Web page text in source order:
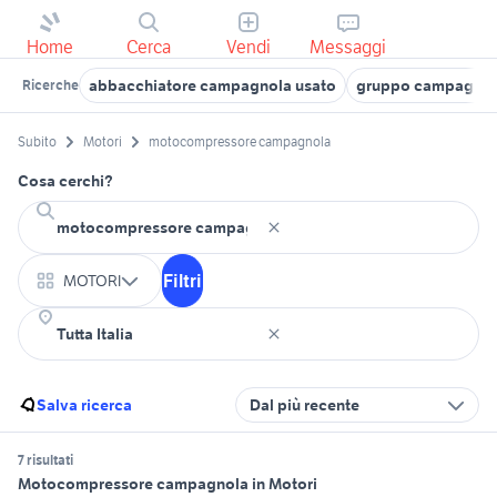
Home Cerca Vendi Messaggi
Ricerche abbacchiatore campagnola usato gruppo
Subito Motori motocompressore campagnola
Cosa cerchi?
MOTORI Filtri
Salva ricerca Dal più recente
7 risultati
Motocompressore campagnola in Motori